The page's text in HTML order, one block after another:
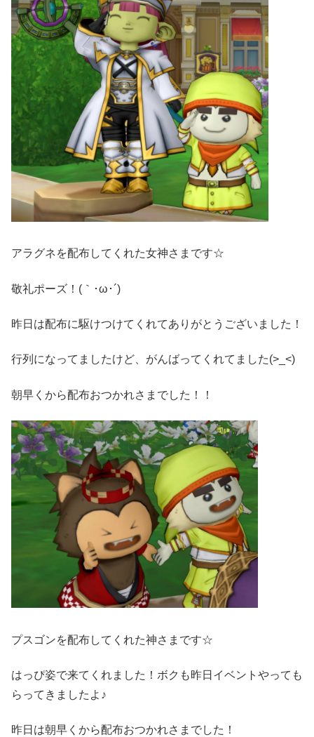
アラグネを配布してくれた女神さまです☆
敬礼ポーズ！(｀･ω･´)ゞ
昨日は配布に駆けつけてくれてありがとうございました！
行列になってましたけど、がんばってくれてました(>_<)
朝早くから配布おつかれさまでした！！
プスゴンを配布してくれた神さまです☆
はっぴ姿で来てくれました！ボクも昨日イベントやっても
らってきましたよ♪
昨日は朝早くから配布おつかれさまでした！